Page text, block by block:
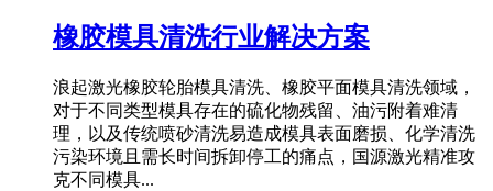
橡胶模具清洗行业解决方案
浪起激光橡胶轮胎模具清洗、橡胶平面模具清洗领域，
对于不同类型模具存在的硫化物残留、油污附着难清
理，以及传统喷砂清洗易造成模具表面磨损、化学清洗
污染环境且需长时间拆卸停工的痛点，国源激光精准攻
克不同模具...